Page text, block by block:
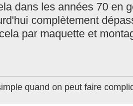
dans les années 70 en
complètement
par maquette et
quand on peut faire